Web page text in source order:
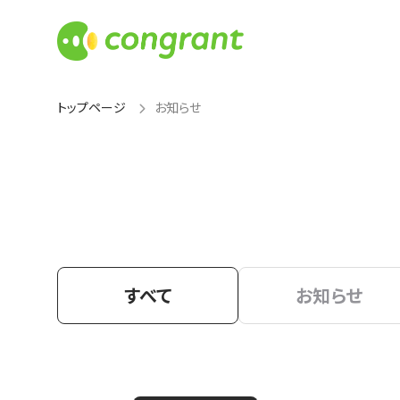
トップページ お知らせ
すべて お知らせ